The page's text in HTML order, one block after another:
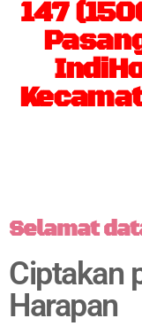
147
Selamat
Ciptakan
Harapan